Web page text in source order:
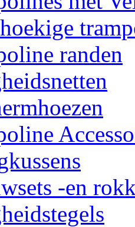
randen
-en